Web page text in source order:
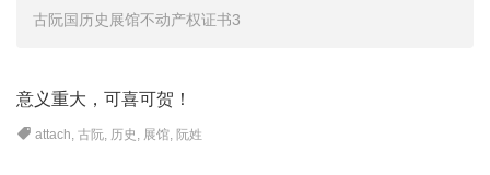
古阮国历史展馆不动产权证书3
意义重大，可喜可贺！
attach,古阮, 历史 , 展馆, 阮姓